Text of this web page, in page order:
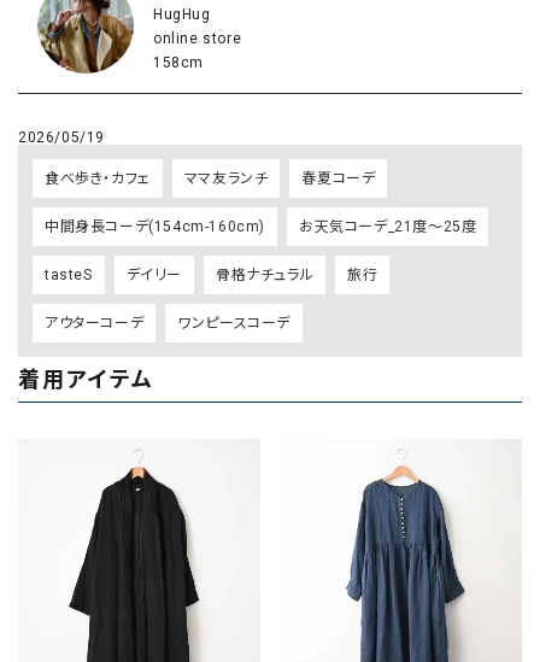
HugHug
online store
158cm
2026/05/19
食べ歩き・カフェ ママ友ランチ 春夏コーデ
中間身長コーデ(154cm-160cm) お天気コーデ_21度～25度
tasteS デイリー 骨格ナチュラル 旅行
アウターコーデ ワンピースコーデ
着用アイテム